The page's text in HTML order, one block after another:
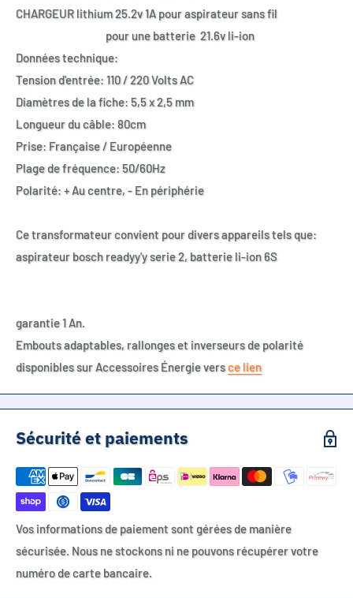
CHARGEUR lithium 25.2v 1A pour aspirateur sans fil
pour une batterie 21.6v li-ion
Données technique:
Tension d'entrée: 110 / 220 Volts AC
Diamètres de la fiche: 5,5 x 2,5 mm
Longueur du câble: 80cm
Prise: Française / Européenne
Plage de fréquence: 50/60Hz
Polarité: + Au centre, - En périphérie
Ce transformateur convient pour divers appareils tels que:
aspirateur bosch readyy'y serie 2, batterie li-ion 6S
garantie 1 An.
Embouts adaptables, rallonges et inverseurs de polarité
disponibles sur Accessoires Énergie versce lien
Sécurité et paiements
Vos informations de paiement sont gérées de manière
sécurisée. Nous ne stockons ni ne pouvons récupérer votre
numéro de carte bancaire.